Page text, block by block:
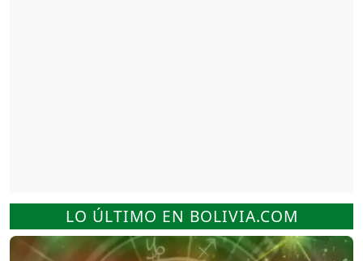
LO ÚLTIMO EN BOLIVIA.COM